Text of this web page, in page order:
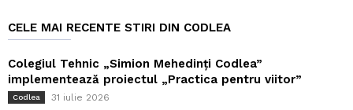
CELE MAI RECENTE STIRI DIN CODLEA
Colegiul Tehnic „Simion Mehedinți Codlea”
implementează proiectul „Practica pentru viitor”
Codlea 31 iulie 2026